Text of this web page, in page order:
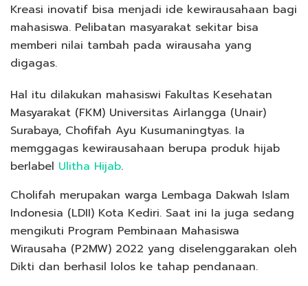
Kreasi inovatif bisa menjadi ide kewirausahaan bagi
mahasiswa. Pelibatan masyarakat sekitar bisa
memberi nilai tambah pada wirausaha yang
digagas.
Hal itu dilakukan mahasiswi Fakultas Kesehatan
Masyarakat (FKM) Universitas Airlangga (Unair)
Surabaya, Chofifah Ayu Kusumaningtyas. Ia
memggagas kewirausahaan berupa produk hijab
berlabel Ulitha Hijab.
Cholifah merupakan warga Lembaga Dakwah Islam
Indonesia (LDII) Kota Kediri. Saat ini Ia juga sedang
mengikuti Program Pembinaan Mahasiswa
Wirausaha (P2MW) 2022 yang diselenggarakan oleh
Dikti dan berhasil lolos ke tahap pendanaan.